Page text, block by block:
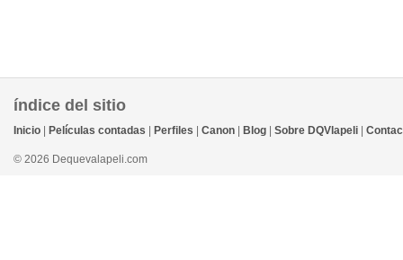
índice del sitio
Inicio Películas contadas Perfiles Canon Blog Sobre DQVlapeli
© 2026 Dequevalapeli.com